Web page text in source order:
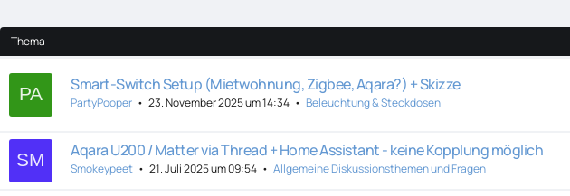
Thema
Smart-Switch Setup (Mietwohnung, Zigbee, Aqara?) + Skizze
PartyPooper 23. November 2025 um 14:34 Beleuchtung & Steckdosen
Aqara U200 / Matter via Thread + Home Assistant - keine Kopplung möglich
Smokeypeet 21. Juli 2025 um 09:54 Allgemeine Diskussionsthemen und Fragen